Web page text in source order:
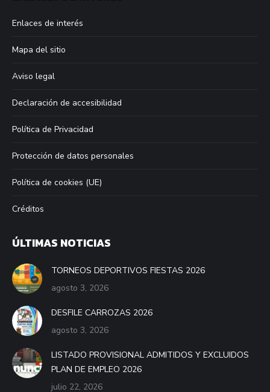
new
window
new
window
new
window
new
Enlaces de interés
Mapa del sitio
Aviso legal
Declaración de accesibilidad
Política de Privacidad
Protección de datos personales
Política de cookies (UE)
Créditos
ÚLTIMAS NOTICIAS
TORNEOS DEPORTIVOS FIESTAS 2026
agosto 3, 2026
DESFILE CARROZAS 2026
agosto 3, 2026
LISTADO PROVISIONAL ADMITIDOS Y EXCLUIDOS
PLAN DE EMPLEO 2026
julio 22, 2026